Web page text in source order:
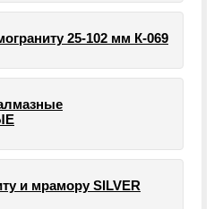
25-102 мм К-069
и мрамору SILVER